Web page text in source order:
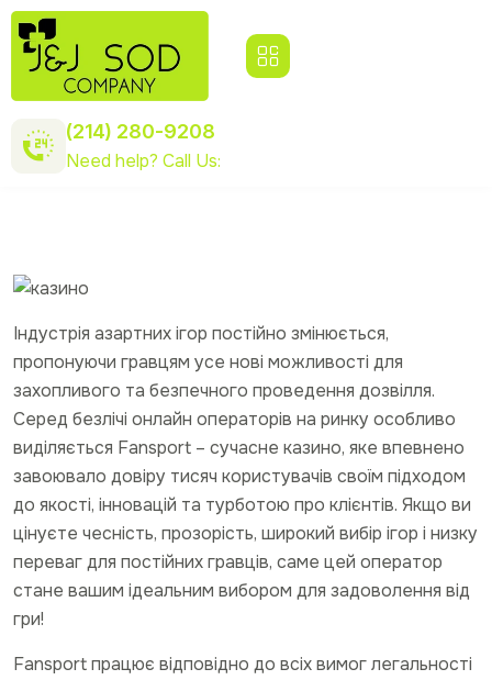
Need help? Call Us:
(214) 280-9208
Індустрія азартних ігор постійно змінюється,
пропонуючи гравцям усе нові можливості для
захопливого та безпечного проведення дозвілля.
Серед безлічі онлайн операторів на ринку особливо
виділяється Fansport – сучасне казино, яке впевнено
завоювало довіру тисяч користувачів своїм підходом
до якості, інновацій та турботою про клієнтів. Якщо ви
цінуєте чесність, прозорість, широкий вибір ігор і низку
переваг для постійних гравців, саме цей оператор
стане вашим ідеальним вибором для задоволення від
гри!
Fansport працює відповідно до всіх вимог легальності